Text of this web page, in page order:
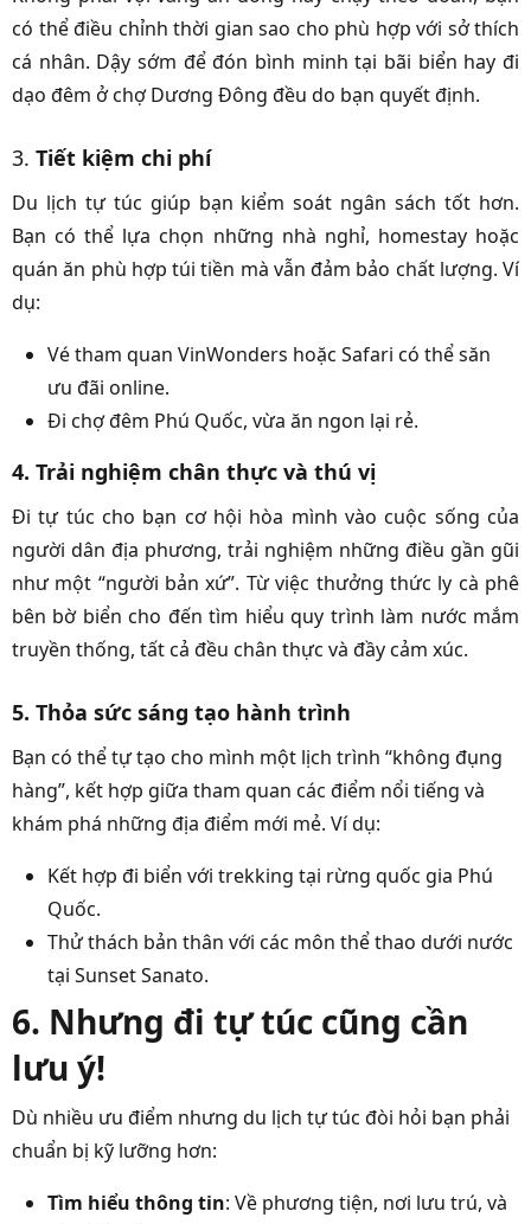
có thể điều chỉnh thời gian sao cho phù hợp với sở thích
cá nhân. Dậy sớm để đón bình minh tại bãi biển hay đi
dạo đêm ở chợ Dương Đông đều do bạn quyết định.
3. Tiết kiệm chi phí
Du lịch tự túc giúp bạn kiểm soát ngân sách tốt hơn.
Bạn có thể lựa chọn những nhà nghỉ, homestay hoặc
quán ăn phù hợp túi tiền mà vẫn đảm bảo chất lượng. Ví
dụ:
Vé tham quan VinWonders hoặc Safari có thể săn
ưu đãi online.
Đi chợ đêm Phú Quốc, vừa ăn ngon lại rẻ.
4. Trải nghiệm chân thực và thú vị
Đi tự túc cho bạn cơ hội hòa mình vào cuộc sống của
người dân địa phương, trải nghiệm những điều gần gũi
như một “người bản xứ”. Từ việc thưởng thức ly cà phê
bên bờ biển cho đến tìm hiểu quy trình làm nước mắm
truyền thống, tất cả đều chân thực và đầy cảm xúc.
5. Thỏa sức sáng tạo hành trình
Bạn có thể tự tạo cho mình một lịch trình “không đụng
hàng”, kết hợp giữa tham quan các điểm nổi tiếng và
khám phá những địa điểm mới mẻ. Ví dụ:
Kết hợp đi biển với trekking tại rừng quốc gia Phú
Quốc.
Thử thách bản thân với các môn thể thao dưới nước
tại Sunset Sanato.
6. Nhưng đi tự túc cũng cần
lưu ý!
Dù nhiều ưu điểm nhưng du lịch tự túc đòi hỏi bạn phải
chuẩn bị kỹ lưỡng hơn:
Tìm hiểu thông tin: Về phương tiện, nơi lưu trú, và